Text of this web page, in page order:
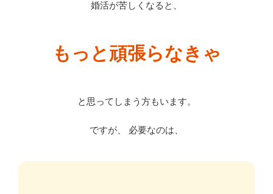
婚活が苦しくなると、
もっと頑張らなきゃ
と思ってしまう方もいます。
ですが、 必要なのは、